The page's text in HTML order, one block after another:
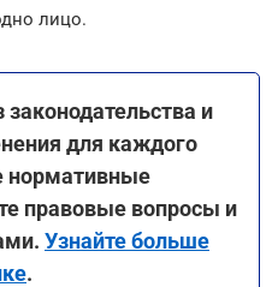
лицо.
и
для каждого
нормативные
правовые вопросы и
Узнайте больше
.